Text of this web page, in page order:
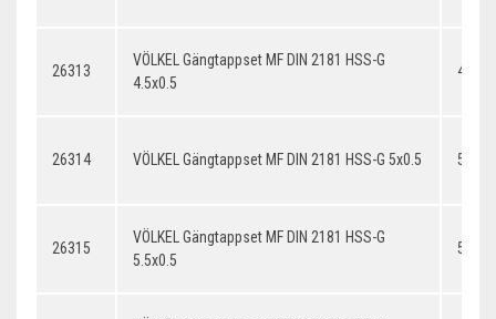
26313
VÖLKEL Gängtappset MF DIN 2181 HSS-G
4.5x0.5
26314 VÖLKEL Gängtappset MF DIN 2181 HSS-G 5x0.5 5x0.5
26315
VÖLKEL Gängtappset MF DIN 2181 HSS-G
5.5x0.5